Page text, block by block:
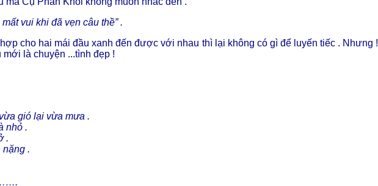
vui khi đã vẹn câu thề” .
cho hai mái đầu xanh đến được với nhau thì lại không có gì để luyến tiếc . Nhưng !
là chuyện ...tình đẹp !
gió lại vừa mưa .
nhỏ .
.
nặng .
…….